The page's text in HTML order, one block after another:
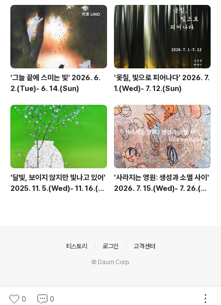
'그늘 끝에 스미는 빛' 2026. 6.
2.(Tue)- 6. 14.(Sun)
'옻칠, 빛으로 피어나다' 2026. 7.
1.(Wed)- 7. 12.(Sun)
'달빛, 보이지 않지만 빛나고 있어'
2025. 11. 5.(Wed)- 11. 16.(S
'사라지는 영원: 생성과 소멸 사이'
2026. 7. 15.(Wed)- 7. 26.(Su
0 0
티스토리 로그인 고객센터
© Daum Corp.